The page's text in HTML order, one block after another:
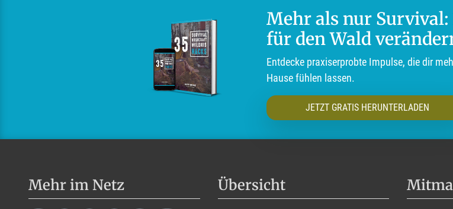
Mehr als nur Survival:
für den Wald
Entdecke praxiserprobte Impulse, die dir
Hause fühlen lassen.
JETZT GRATIS HERUNTERLADEN
Mehr im Netz Übersicht